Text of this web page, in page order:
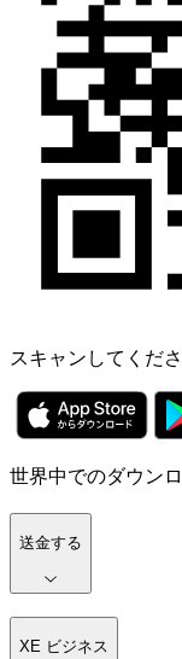
スキャンしてくださ
世界中でのダウン
送金する
XE ビジネス